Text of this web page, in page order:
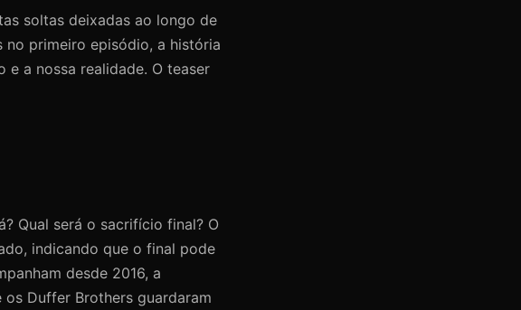
soltas deixadas ao longo de
no primeiro episódio, a história
a nossa realidade. O teaser
Qual será o sacrifício final? O
indicando que o final pode
desde 2016, a
Duffer Brothers guardaram